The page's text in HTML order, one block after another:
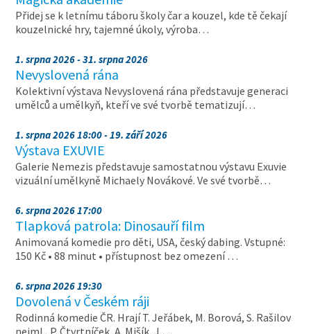
Přidej se k letnímu táboru školy čar a kouzel, kde tě čekají
kouzelnické hry, tajemné úkoly, výroba…
1. srpna 2026 - 31. srpna 2026
Nevyslovená rána
Kolektivní výstava Nevyslovená rána představuje generaci
umělců a umělkyň, kteří ve své tvorbě tematizují…
1. srpna 2026 18:00 - 19. září 2026
Výstava EXUVIE
Galerie Nemezis představuje samostatnou výstavu Exuvie
vizuální umělkyně Michaely Novákové. Ve své tvorbě…
6. srpna 2026 17:00
Tlapková patrola: Dinosauří film
Animovaná komedie pro děti, USA, český dabing. Vstupné:
150 Kč • 88 minut • přístupnost bez omezení …
6. srpna 2026 19:30
Dovolená v Českém ráji
Rodinná komedie ČR. Hrají T. Jeřábek, M. Borová, S. Rašilov
nejml., P. Čtvrtníček, A. Mišík, J.…